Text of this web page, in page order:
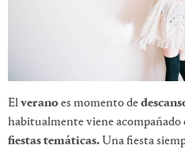
Elveranoes momento de
habitualmente viene acompañado
fiestas temáticas. Una fiesta